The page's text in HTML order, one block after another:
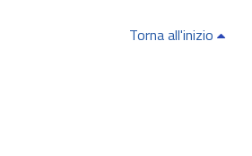
Torna all'inizio